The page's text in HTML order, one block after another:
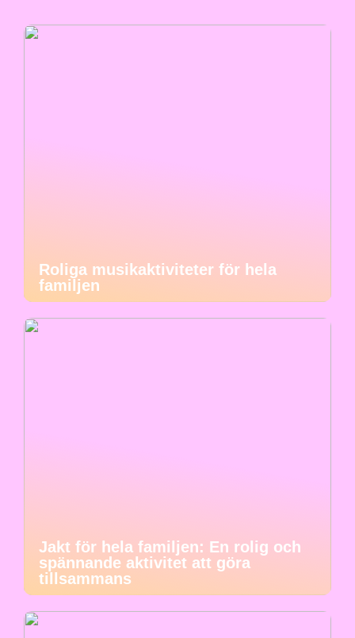
Roliga musikaktiviteter för hela
familjen
Jakt för hela familjen: En rolig och
spännande aktivitet att göra
tillsammans